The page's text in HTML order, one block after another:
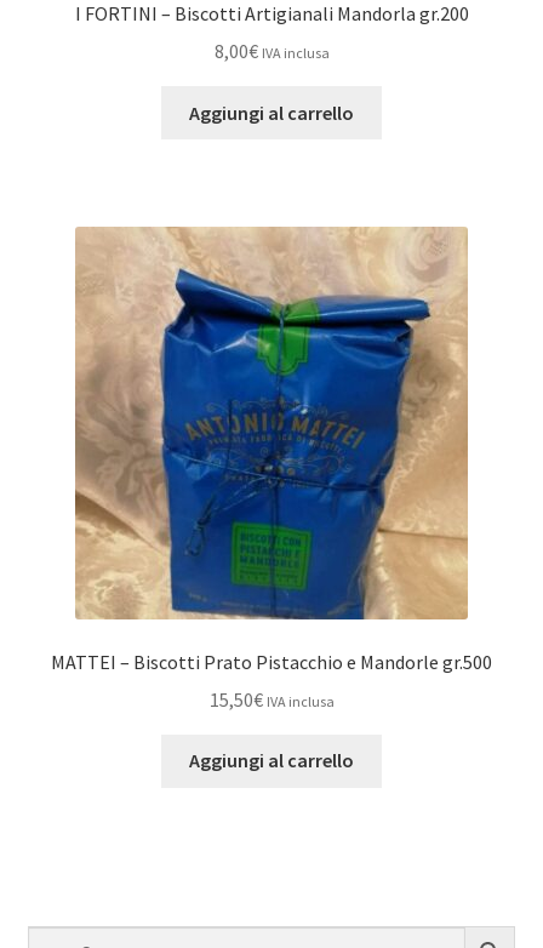
I FORTINI – Biscotti Artigianali Mandorla gr.200
8,00€ IVA inclusa
Aggiungi al carrello
MATTEI – Biscotti Prato Pistacchio e Mandorle gr.500
15,50€ IVA inclusa
Aggiungi al carrello